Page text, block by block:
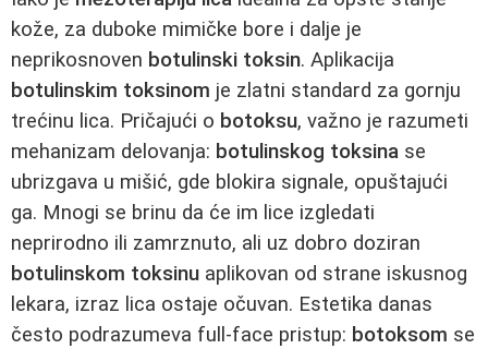
kože, za duboke mimičke bore i dalje je
neprikosnoven botulinski toksin. Aplikacija
botulinskim toksinom je zlatni standard za gornju
trećinu lica. Pričajući o botoksu, važno je razumeti
mehanizam delovanja: botulinskog toksina se
ubrizgava u mišić, gde blokira signale, opuštajući
ga. Mnogi se brinu da će im lice izgledati
neprirodno ili zamrznuto, ali uz dobro doziran
botulinskom toksinu aplikovan od strane iskusnog
lekara, izraz lica ostaje očuvan. Estetika danas
često podrazumeva full-face pristup: botoksom se